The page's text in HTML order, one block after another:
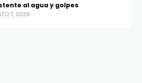
al agua y golpes
7, 2026